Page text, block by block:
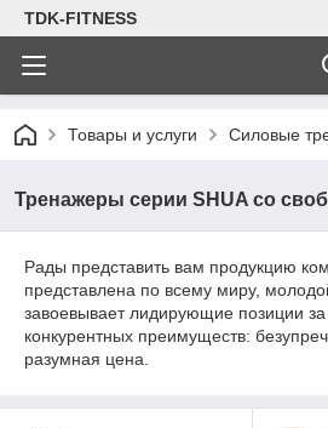
TDK-FITNESS
Товары и услуги Силовые
Тренажеры серии SHUA со
Рады представить вам продукцию
представлена по всему миру,
завоевывает лидирующие позиции за
конкурентных преимуществ:
разумная цена.